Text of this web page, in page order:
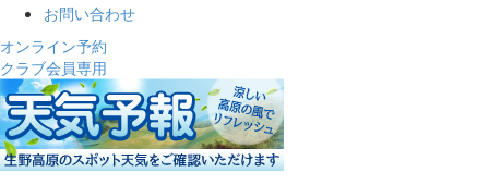
お問い合わせ
オンライン予約
クラブ会員専用